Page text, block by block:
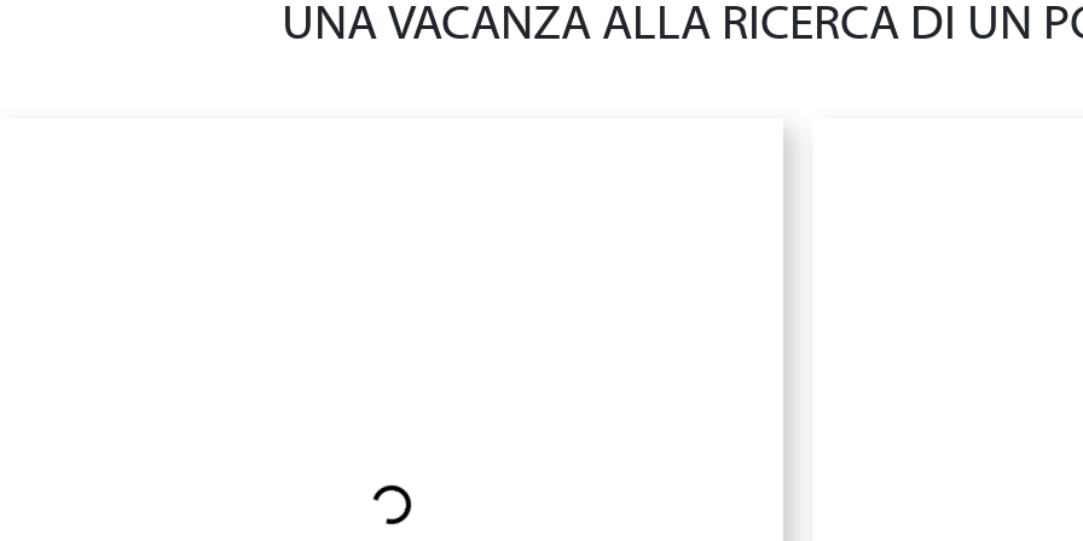
UNA VACANZA ALLA RICERCA DI UN